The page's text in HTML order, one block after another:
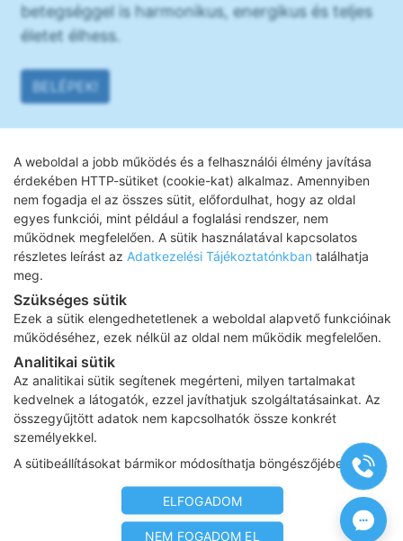
A weboldal a jobb működés és a felhasználói élmény javítása
érdekében HTTP-sütiket (cookie-kat) alkalmaz. Amennyiben
nem fogadja el az összes sütit, előfordulhat, hogy az oldal
egyes funkciói, mint például a foglalási rendszer, nem
működnek megfelelően. A sütik használatával kapcsolatos
részletes leírást az Adatkezelési Tájékoztatónkban találhatja
meg.
Szükséges sütik
Ezek a sütik elengedhetetlenek a weboldal alapvető funkcióinak
működéséhez, ezek nélkül az oldal nem működik megfelelően.
Analitikai sütik
Az analitikai sütik segítenek megérteni, milyen tartalmakat
kedvelnek a látogatók, ezzel javíthatjuk szolgáltatásainkat. Az
összegyűjtött adatok nem kapcsolhatók össze konkrét
személyekkel.
A sütibeállításokat bármikor módosíthatja böngészőjében.
ELFOGADOM
NEM FOGADOM EL
betegséggel is harmonikus, energikus és teljes
életet élhess.
BELÉPEK!
INZULINREZISZTENCIÁVAL
TELJES ÉLET
Csatlakozz Te is!
Fedezd fel, hogyan élhetsz teljes, aktív életet
gyakorlati tippek és hiteles szakmai
információk segítik, hogy biztos háttérrel és